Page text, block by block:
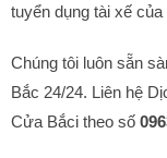
tuyển dụng tài xế của
Chúng tôi luôn sẵn
Bắc 24/24. Liên hệ
Cửa Bắci theo số